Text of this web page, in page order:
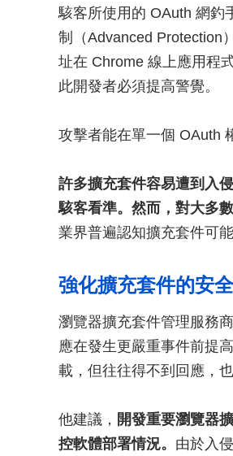
駭客所使用的 OAuth 網釣
制（Advanced Protection
址在 Chrome 線上應用程
此開發者必須提高警覺。
攻擊者能在單一個 OAuth
許多擴充套件容易遭到入
駭客看準。然而，對大多
業界普遍認知擴充套件可
強化擴充套件的安
瀏覽器擴充套件管理服務
應在發生更嚴重事件前提
載，但往往得不到回應，
他建議， 開發重要瀏覽器
控軟體部署情況。 由於入